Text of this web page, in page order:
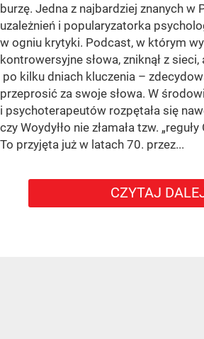
burzę. Jedna z najbardziej znanych w
uzależnień i popularyzatorka
w ogniu krytyki. Podcast, w którym
kontrowersyjne słowa, zniknął z
po kilku dniach kluczenia –
przeprosić za swoje słowa. W
i psychoterapeutów rozpętała się
czy Woydyłło nie złamała tzw.
To przyjęta już w latach 70. przez...
CZYTAJ